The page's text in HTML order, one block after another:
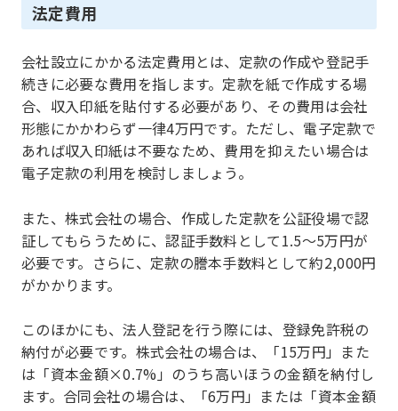
法定費用
会社設立にかかる法定費用とは、定款の作成や登記手
続きに必要な費用を指します。定款を紙で作成する場
合、収入印紙を貼付する必要があり、その費用は会社
形態にかかわらず一律4万円です。ただし、電子定款で
あれば収入印紙は不要なため、費用を抑えたい場合は
電子定款の利用を検討しましょう。
また、株式会社の場合、作成した定款を公証役場で認
証してもらうために、認証手数料として1.5～5万円が
必要です。さらに、定款の謄本手数料として約2,000円
がかかります。
このほかにも、法人登記を行う際には、登録免許税の
納付が必要です。株式会社の場合は、「15万円」また
は「資本金額×0.7%」のうち高いほうの金額を納付し
ます。合同会社の場合は、「6万円」または「資本金額